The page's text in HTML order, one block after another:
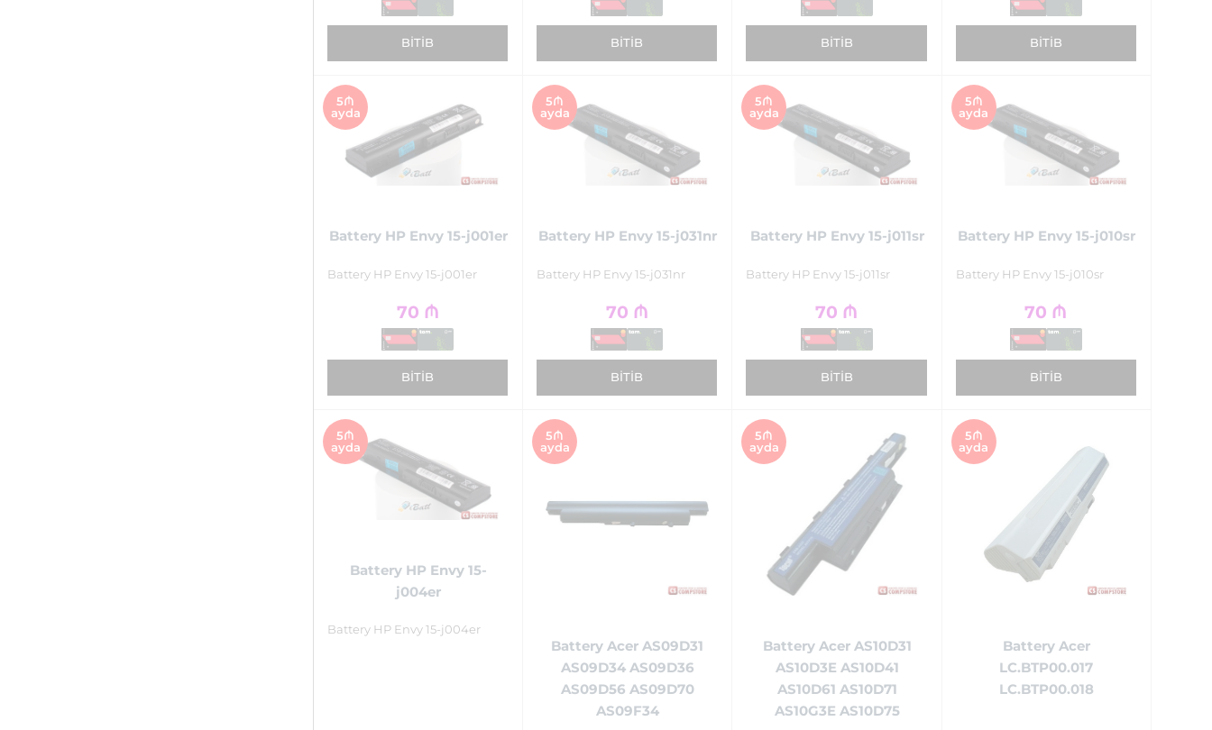
BITIB BITIB BITIB BITIB
5₼
ayda
Battery HP Envy 15-j001er
Battery HP Envy 15-j001er
70 ₼
BITIB
5₼
ayda
Battery HP Envy 15-j031nr
Battery HP Envy 15-j031nr
70 ₼
BITIB
5₼
ayda
Battery HP Envy 15-j011sr
Battery HP Envy 15-j011sr
70 ₼
BITIB
5₼
ayda
Battery HP Envy 15-j010sr
Battery HP Envy 15-j010sr
70 ₼
BITIB
5₼
ayda
Battery HP Envy 15-
j004er
Battery HP Envy 15-j004er
5₼
ayda
Battery Acer AS09D31
AS09D34 AS09D36
AS09D56 AS09D70
AS09F34
5₼
ayda
Battery Acer AS10D31
AS10D3E AS10D41
AS10D61 AS10D71
AS10G3E AS10D75
5₼
ayda
Battery Acer
LC.BTP00.017
LC.BTP00.018